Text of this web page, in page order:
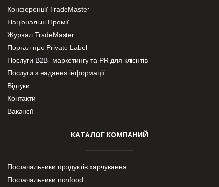
Конференції TradeMaster
Національні Премії
Журнал TradeMaster
Портал про Private Label
Послуги В2В- маркетингу та PR для клієнтів
Послуги з надання інформації
Відгуки
Контакти
Вакансії
КАТАЛОГ КОМПАНИЙ
Постачальники продуктів харчування
Постачальники nonfood